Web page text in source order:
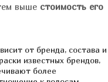
выше стоимость его
от бренда, состава и
известных брендов,
более